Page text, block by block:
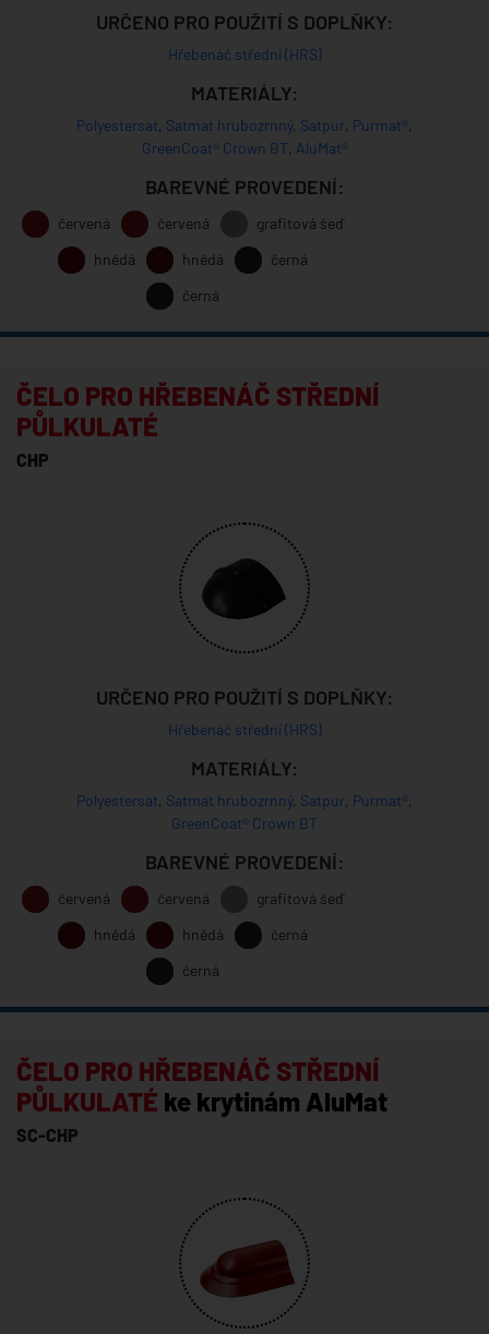
URČENO PRO POUŽITÍ S DOPLŇKY:
Hřebenáč střední (HRS)
MATERIÁLY:
Polyestersat Satmat hrubozrnný, Satpur Purmat®
GreenCoat® Crown BT AluMat®
BAREVNÉ PROVEDENÍ:
červená červená
grafitová šeď
hnědá
hnědá
černá
černá
ČELO PRO HŘEBENÁČ STŘEDNÍ
PŮLKULATÉ
CHP
URČENO PRO POUŽITÍ S DOPLŇKY:
Hřebenáč střední (HRS)
MATERIÁLY:
Polyestersat Satmat hrubozrnný, Satpur Purmat®
GreenCoat® Crown BT
BAREVNÉ PROVEDENÍ:
červená červená
grafitová šeď
hnědá
hnědá
černá
černá
ČELO PRO HŘEBENÁČ STŘEDNÍ
PŮLKULATÉ ke krytinám AluMat
SC-CHP